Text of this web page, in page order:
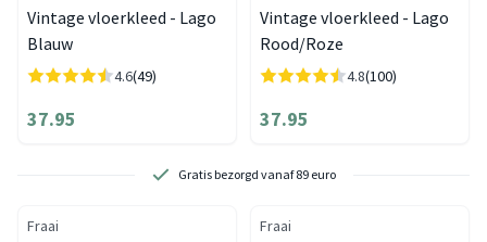
Vintage vloerkleed - Lago
Blauw
4.6(49)
37.95
Vintage vloerkleed - Lago
Rood/Roze
4.8(100)
37.95
Gratis bezorgd vanaf 89 euro
Fraai Fraai